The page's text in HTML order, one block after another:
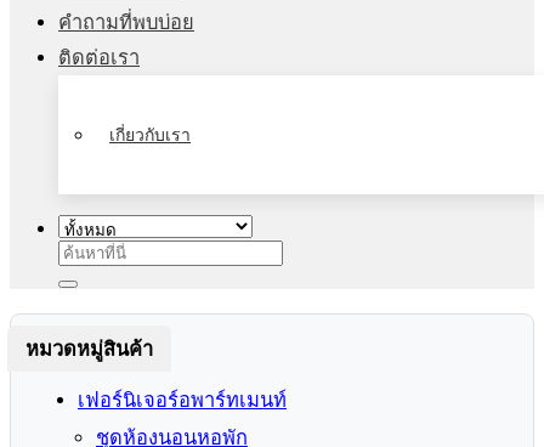
คำถามที่พบบ่อย
ติดต่อเรา
เกี่ยวกับเรา
ค้นหา:
หมวดหมู่สินค้า
เฟอร์นิเจอร์อพาร์ทเมนท์
ชุดห้องนอนหอพัก